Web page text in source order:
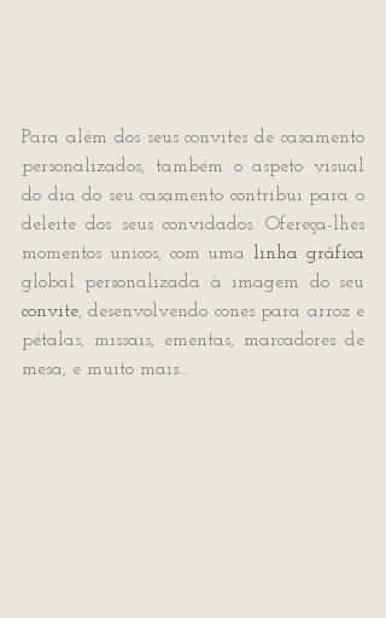
Para além dos seus convites de casamento
personalizados, também o aspeto visual
do dia do seu casamento contribui para o
deleite dos seus convidados. Ofereça-lhes
momentos únicos, com uma linha gráfica
convite, desenvolvendo cones para arroz e
pétalas, missais, ementas, marcadores de
mesa, e muito mais...